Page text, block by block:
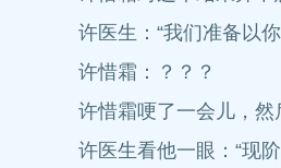
许医生：“我们准备以你
许惜霜：？？？
许惜霜哽了一会儿，然
许医生看他一眼：“现阶